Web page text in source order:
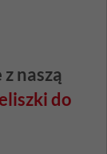
naszą
do